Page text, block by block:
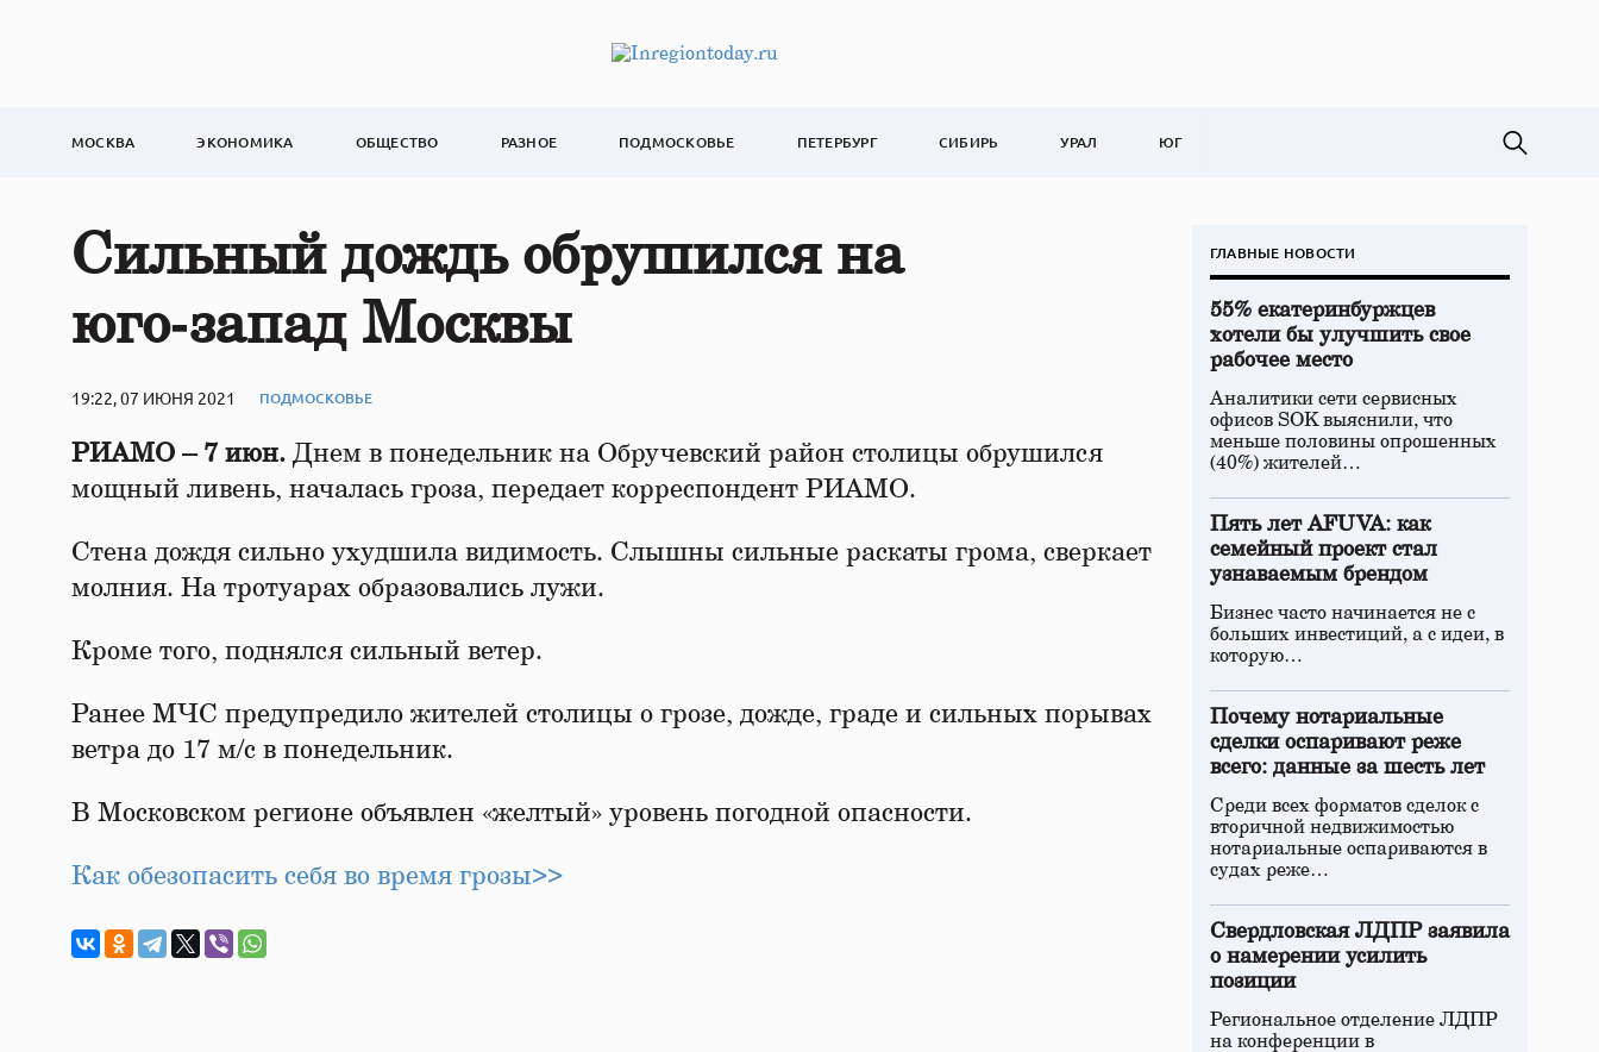
МОСКВА ЭКОНОМИКА ОБЩЕСТВО РАЗНОЕ ПОДМОСКОВЬЕ ПЕТЕРБУРГ СИБИРЬ УРАЛ ЮГ
Сильный дождь обрушился на
юго‑запад Москвы
19:22, 07 ИЮНЯ 2021 ПОДМОСКОВЬЕ
РИАМО – 7 июн. Днем в понедельник на Обручевский район столицы обрушился
мощный ливень, началась гроза, передает корреспондент РИАМО.
Стена дождя сильно ухудшила видимость. Слышны сильные раскаты грома, сверкает
молния. На тротуарах образовались лужи.
Кроме того, поднялся сильный ветер.
Ранее МЧС предупредило жителей столицы о грозе, дожде, граде и сильных порывах
ветра до 17 м/с в понедельник.
В Московском регионе объявлен «желтый» уровень погодной опасности.
Как обезопасить себя во время грозы>>
ГЛАВНЫЕ НОВОСТИ
55% екатеринбуржцев
хотели бы улучшить свое
рабочее место
Аналитики сети сервисных
офисов SOK выяснили, что
меньше половины опрошенных
(40%) жителей…
Пять лет AFUVA: как
семейный проект стал
узнаваемым брендом
Бизнес часто начинается не с
больших инвестиций, а с идеи, в
которую…
Почему нотариальные
сделки оспаривают реже
всего: данные за шесть лет
Среди всех форматов сделок с
вторичной недвижимостью
нотариальные оспариваются в
судах реже…
Свердловская ЛДПР заявила
о намерении усилить
позиции
Региональное отделение ЛДПР
на конференции в